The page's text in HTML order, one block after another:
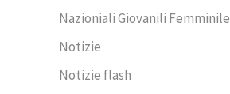
Nazioniali Giovanili Femminile
Notizie
Notizie flash